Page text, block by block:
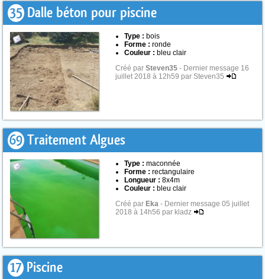
35 Dalle béton pour piscine
Type : bois
Forme : ronde
Couleur : bleu clair
Créé par Steven35 - Dernier message 16
juillet 2018 à 12h59 par Steven35
69 Traitement Algues
Type : maconnée
Forme : rectangulaire
Longueur : 8x4m
Couleur : bleu clair
Créé par Eka - Dernier message 05 juillet
2018 à 14h56 par kladz
17 Piscine